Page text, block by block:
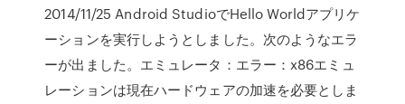
2014/11/25 Android StudioでHello Worldアプリケ
ーションを実行しようとしました。次のようなエラ
ーが出ました。エミュレータ：エラー：x86エミュ
レーションは現在ハードウェアの加速を必要としま